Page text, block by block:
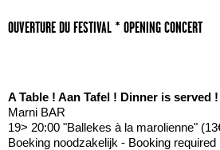
OUVERTURE DU FESTIVAL * OPENING CONCERT
A Table ! Aan Tafel ! Dinner is served !
Marni BAR
19> 20:00 "Ballekes à la marolienne"
Boeking noodzakelijk - Booking